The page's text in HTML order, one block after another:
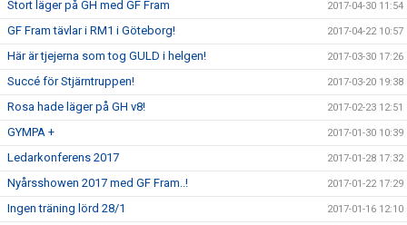
Stort läger på GH med GF Fram 2017-04-30 11:54
GF Fram tävlar i RM1 i Göteborg! 2017-04-22 10:57
Här är tjejerna som tog GULD i helgen! 2017-03-30 17:26
Succé för Stjärntruppen! 2017-03-20 19:38
Rosa hade läger på GH v8! 2017-02-23 12:51
GYMPA + 2017-01-30 10:39
Ledarkonferens 2017 2017-01-28 17:32
Nyårsshowen 2017 med GF Fram..! 2017-01-22 17:29
Ingen träning lörd 28/1 2017-01-16 12:10